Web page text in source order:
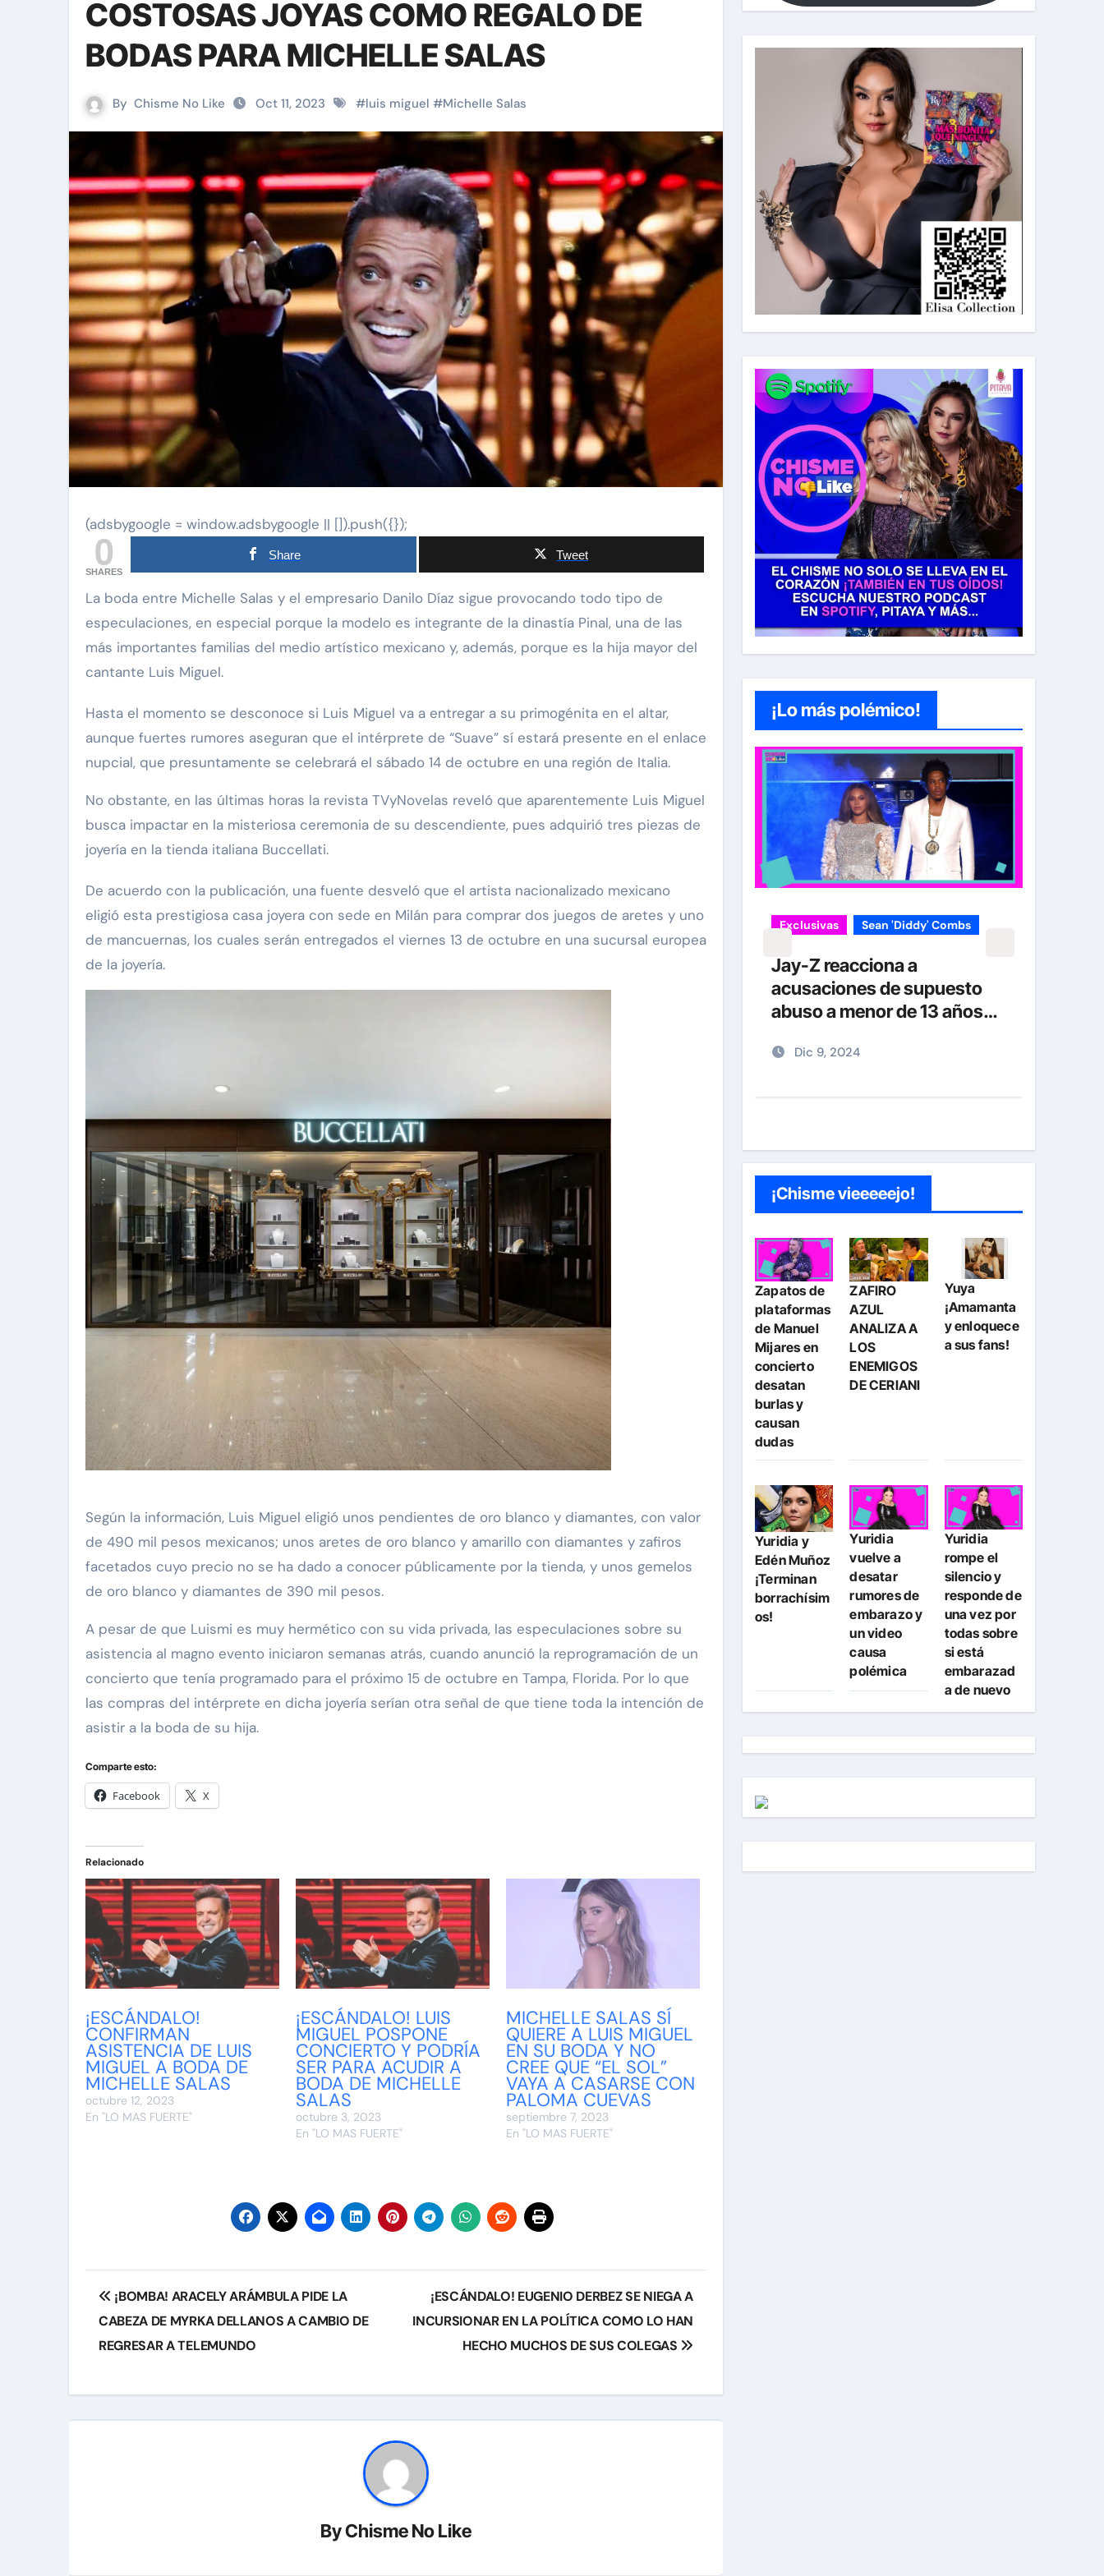
COSTOSAS JOYAS COMO REGALO DE
BODAS PARA MICHELLE SALAS
By Chisme No Like Oct 11, 2023 #luis miguel #Michelle Salas
(adsbygoogle = window.adsbygoogle || []).push({});
0
SHARES
Share Tweet
La boda entre Michelle Salas y el empresario Danilo Díaz sigue provocando todo tipo de
especulaciones, en especial porque la modelo es integrante de la dinastía Pinal, una de las
más importantes familias del medio artístico mexicano y, además, porque es la hija mayor del
cantante Luis Miguel.
Hasta el momento se desconoce si Luis Miguel va a entregar a su primogénita en el altar,
aunque fuertes rumores aseguran que el intérprete de “Suave” sí estará presente en el enlace
nupcial, que presuntamente se celebrará el sábado 14 de octubre en una región de Italia.
No obstante, en las últimas horas la revista TVyNovelas reveló que aparentemente Luis Miguel
busca impactar en la misteriosa ceremonia de su descendiente, pues adquirió tres piezas de
joyería en la tienda italiana Buccellati.
De acuerdo con la publicación, una fuente desveló que el artista nacionalizado mexicano
eligió esta prestigiosa casa joyera con sede en Milán para comprar dos juegos de aretes y uno
de mancuernas, los cuales serán entregados el viernes 13 de octubre en una sucursal europea
de la joyería.
Según la información, Luis Miguel eligió unos pendientes de oro blanco y diamantes, con valor
de 490 mil pesos mexicanos; unos aretes de oro blanco y amarillo con diamantes y zafiros
facetados cuyo precio no se ha dado a conocer públicamente por la tienda, y unos gemelos
de oro blanco y diamantes de 390 mil pesos.
A pesar de que Luismi es muy hermético con su vida privada, las especulaciones sobre su
asistencia al magno evento iniciaron semanas atrás, cuando anunció la reprogramación de un
concierto que tenía programado para el próximo 15 de octubre en Tampa, Florida. Por lo que
las compras del intérprete en dicha joyería serían otra señal de que tiene toda la intención de
asistir a la boda de su hija.
Comparte esto:
Facebook X
Relacionado
¡ESCÁNDALO!
CONFIRMAN
ASISTENCIA DE LUIS
MIGUEL A BODA DE
MICHELLE SALAS
octubre 12, 2023
En "LO MAS FUERTE"
¡ESCÁNDALO! LUIS
MIGUEL POSPONE
CONCIERTO Y PODRÍA
SER PARA ACUDIR A
BODA DE MICHELLE
SALAS
octubre 3, 2023
En "LO MAS FUERTE"
MICHELLE SALAS SÍ
QUIERE A LUIS MIGUEL
EN SU BODA Y NO
CREE QUE “EL SOL”
VAYA A CASARSE CON
PALOMA CUEVAS
septiembre 7, 2023
En "LO MAS FUERTE"
Navegación
de
entradas
¡BOMBA! ARACELY ARÁMBULA PIDE LA
CABEZA DE MYRKA DELLANOS A CAMBIO DE
REGRESAR A TELEMUNDO
¡ESCÁNDALO! EUGENIO DERBEZ SE NIEGA A
INCURSIONAR EN LA POLÍTICA COMO LO HAN
HECHO MUCHOS DE SUS COLEGAS
ByChisme No Like
¡Lo más polémico!
carolina Sandoval Exclusivas
¡EXCLUSIVA! Revelamos la
verdad detrás del divorcio de
Carolina Sandoval y Nick
Nov 26, 2024
¡Chisme vieeeeejo!
Zapatos de
plataformas
de Manuel
Mijares en
concierto
desatan
burlas y
causan
dudas
ZAFIRO
AZUL
ANALIZA A
LOS
ENEMIGOS
DE CERIANI
Yuya
¡Amamanta
y enloquece
a sus fans!
Yuridia y
Edén Muñoz
¡Terminan
borrachísim
os!
Yuridia
vuelve a
desatar
rumores de
embarazo y
un video
causa
polémica
Yuridia
rompe el
silencio y
responde de
una vez por
todas sobre
si está
embarazad
a de nuevo